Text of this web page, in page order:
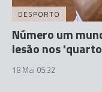
DESPORTO
Número um
lesão nos
18 Mai 05:32